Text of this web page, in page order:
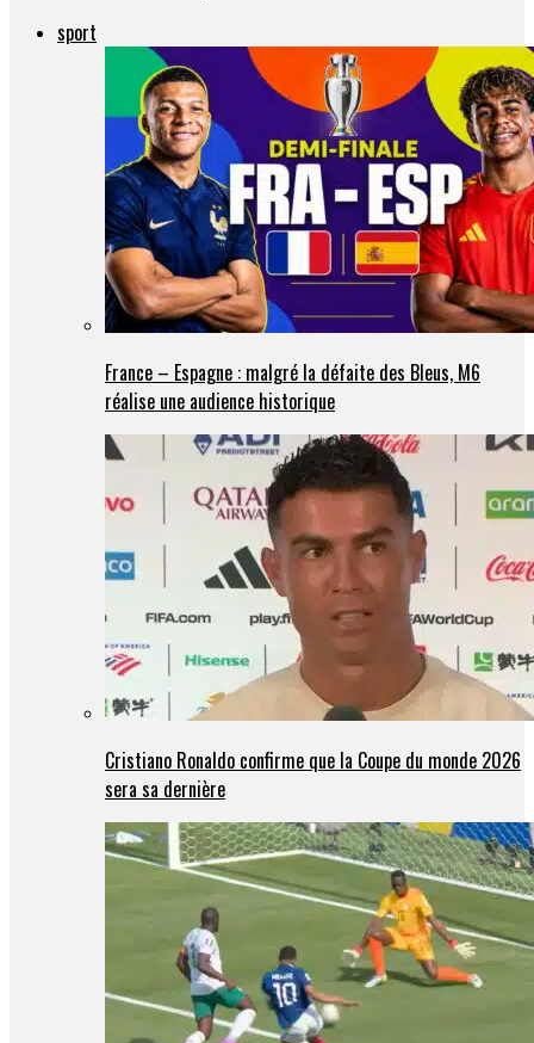
sport
France – Espagne : malgré la défaite des Bleus, M6
réalise une audience historique
Cristiano Ronaldo confirme que la Coupe du monde 2026
sera sa dernière